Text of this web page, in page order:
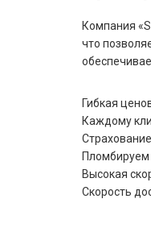
Компания
что
Гибкая
Каждому
Пломбируем
Высокая
Скорость